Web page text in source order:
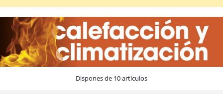
Dispones de 10 artículos